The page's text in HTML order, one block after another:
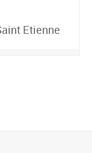
Etienne